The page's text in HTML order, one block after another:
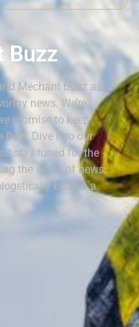
Buzz
Méchant Buzz as
news. We’re
promise to keep
fluff. Dive into our
stay tuned for the
the world of news,
bad (in a